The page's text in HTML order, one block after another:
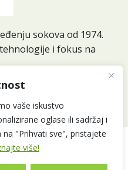
vaše iskustvo
oglase ili sadržaj i
"Prihvati sve", pristajete
više!
sokova od 1974.
i fokus na
d.o.o. po ovlaštenju Hurom Europe –
Authorised Distributor